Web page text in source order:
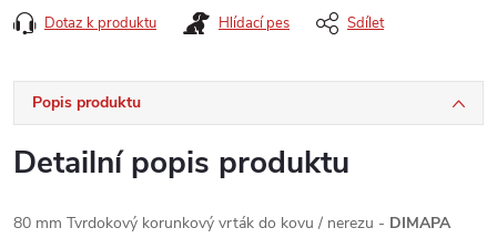
Dotaz k produktu Hlídací pes Sdílet
Popis produktu
Detailní popis produktu
80 mm Tvrdokový korunkový vrták do kovu / nerezu - DIMAPA